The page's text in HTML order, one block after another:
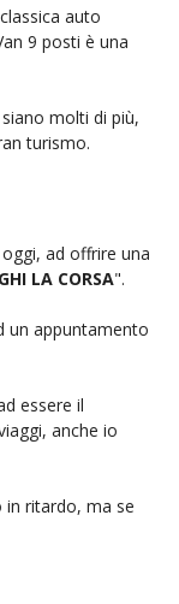
auto
9 posti è una
molti di più,
turismo.
ad offrire una
LA CORSA".
un appuntamento
essere il
anche io
in ritardo, ma se